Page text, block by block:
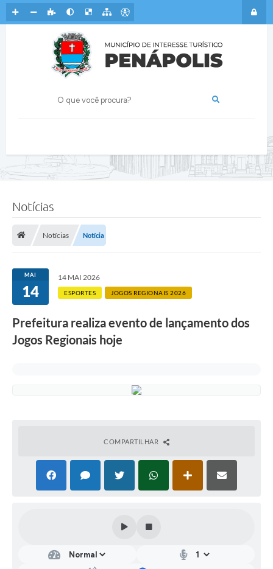
Notícias
Notícias Notícia
MAI
14
14 MAI 2026
ESPORTES JOGOS REGIONAIS 2026
Prefeitura realiza evento de lançamento dos
Jogos Regionais hoje
COMPARTILHAR